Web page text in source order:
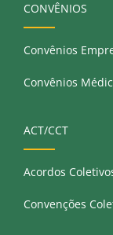
CONVÊNIOS
Convênios
Convênios
ACT/CCT
Acordos
Convenções